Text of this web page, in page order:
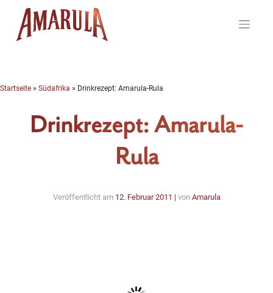
content
Startseite » Südafrika » Drinkrezept: Amarula-Rula
Drinkrezept: Amarula-
Rula
Veröffentlicht am 12. Februar 2011 | von Amarula